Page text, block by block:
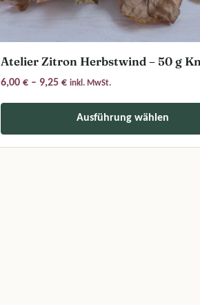
Atelier Zitron Herbstwind – 50 g
6,00 € – 9,25 €Preisspanne: 6,00 € bis 9,25 €
inkl. MwSt.
Ausführung wählen